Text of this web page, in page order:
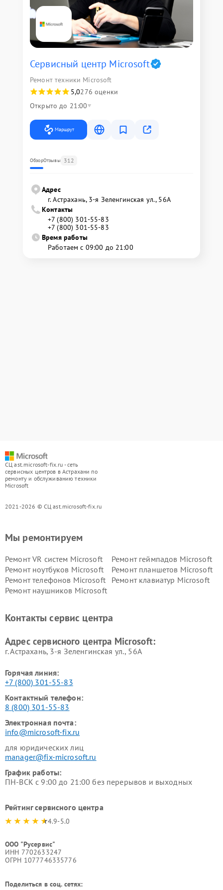
Сервисный центр Microsoft
Ремонт техники Microsoft
5,0276 оценки
Открыто до 21:00
Маршрут
ОбзорОтзывы 312
Адрес
г. Астрахань, 3-я Зеленгинская ул., 56А
Контакты
+7 (800) 301-55-83
+7 (800) 301-55-83
Время работы
Работаем с 09:00 до 21:00
СЦ ast.microsoft-fix.ru - сеть
сервисных центров в Астрахани по
ремонту и обслуживанию техники
Microsoft
2021-2026 © СЦ ast.microsoft-fix.ru
Мы ремонтируем
Ремонт VR систем Microsoft
Ремонт геймпадов Microsoft
Ремонт ноутбуков Microsoft
Ремонт планшетов Microsoft
Ремонт телефонов Microsoft
Ремонт клавиатур Microsoft
Ремонт наушников Microsoft
Контакты сервис центра
Адрес сервисного центра Microsoft:
г. Астрахань, 3-я Зеленгинская ул., 56А
Горячая линия:
+7 (800) 301-55-83
Контактный телефон:
8 (800) 301-55-83
Электронная почта:
info@microsoft-fix.ru
для юридических лиц
manager@fix-microsoft.ru
График работы:
ПН-ВСК с 9:00 до 21:00 без перерывов и выходных
Рейтинг сервисного центра
4.9-5.0
ООО "Русервис"
ИНН 7702633247
ОГРН 1077746335776
Поделиться в соц. сетях: